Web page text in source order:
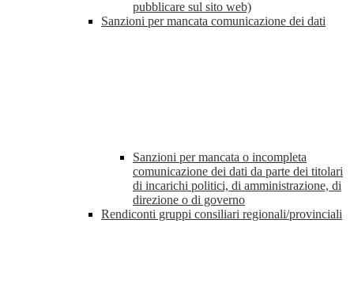
pubblicare sul sito web)
Sanzioni per mancata comunicazione dei dati
Sanzioni per mancata o incompleta
comunicazione dei dati da parte dei titolari
di incarichi politici, di amministrazione, di
direzione o di governo
Rendiconti gruppi consiliari regionali/provinciali